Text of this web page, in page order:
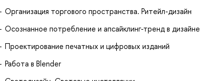
Организация торгового пространства. Ритейл-дизайн
Осознанное потребление и апсайклинг-тренд в дизайне
Проектирование печатных и цифровых изданий
Работа в Blender